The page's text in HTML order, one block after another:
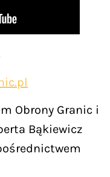
Obrony Granic i
Bąkiewicz